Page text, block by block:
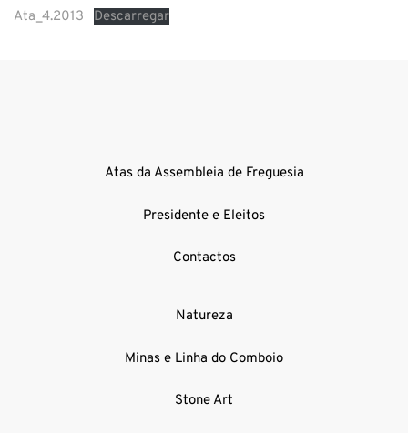
Ata_4.2013 Descarregar
Atas da Assembleia de Freguesia
Presidente e Eleitos
Contactos
Natureza
Minas e Linha do Comboio
Stone Art